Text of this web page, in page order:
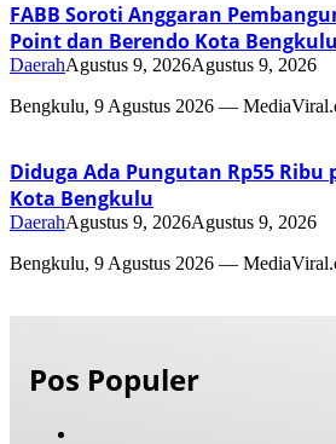
FABB Soroti Anggaran
Point dan Berendo Kota Bengkulu
DaerahAgustus 9, 2026Agustus 9, 2026
Bengkulu, 9 Agustus 2026 —
Diduga Ada Pungutan Rp55 Ribu
Kota Bengkulu
DaerahAgustus 9, 2026Agustus 9, 2026
Bengkulu, 9 Agustus 2026 —
Pos Populer